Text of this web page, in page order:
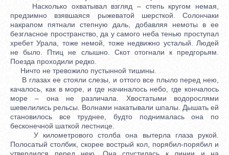
Насколько охватывал взгляд – степь кругом немая,
предзимно взявшаяся рыжеватой шерсткой. Солончаки
накрапом пятнали степную даль, добавляя немоты в ее
безгласное пространство, да у самого неба тенью проступал
хребет Урала, тоже немой, тоже недвижно усталый. Людей
не было. Птиц не слышно. Скот отогнали к предгорьям.
Поезда проходили редко.
Ничто не тревожило пустынной тишины.
В глазах ее стояли слезы, и оттого все плыло перед нею,
качалось, как в море, и где начиналось небо, где кончалось
море – она не различала. Хвостатыми водорослями
шевелились рельсы. Волнами накатывали шпалы. Дышать ей
становилось все труднее, будто поднималась она по
бесконечной шаткой лестнице.
У километрового столба она вытерла глаза рукой.
Полосатый столбик, скорее вострый кол, порябил-порябил и
утвердился перед нею. Она спустилась к линии и на